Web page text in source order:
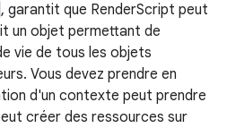
, garantit que RenderScript peut
un objet permettant de
vie de tous les objets
Vous devez prendre en
d'un contexte peut prendre
créer des ressources sur